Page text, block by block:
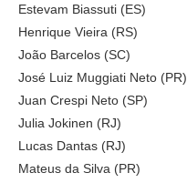
Estevam Biassuti (ES)
Henrique Vieira (RS)
João Barcelos (SC)
José Luiz Muggiati Neto (PR)
Juan Crespi Neto (SP)
Julia Jokinen (RJ)
Lucas Dantas (RJ)
Mateus da Silva (PR)